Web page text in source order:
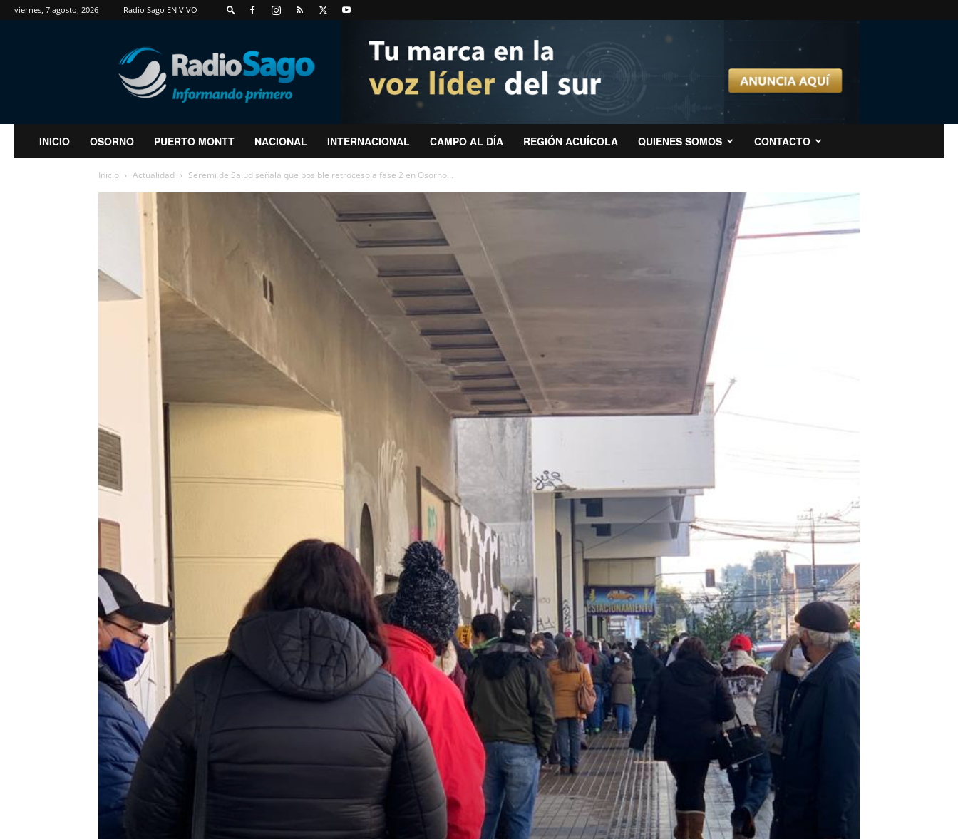
viernes, 7 agosto, 2026 Radio Sago EN VIVO
RadioSago
INICIO OSORNO PUERTO MONTT NACIONAL INTERNACIONAL CAMPO AL DÍA REGIÓN ACUÍCOLA QUIENES SOMOS CONTACTO
Inicio Actualidad Seremi de Salud señala que posible retroceso a fase 2 en Osorno...